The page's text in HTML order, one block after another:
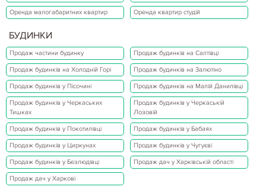
Оренда малогабаритних квартир Оренда квартир студій
БУДИНКИ
Продаж частини будинку Продаж будинків на Салтівці
Продаж будинків на Холодній Горі Продаж будинків на Залютіно
Продаж будинків у Пісочині Продаж будинків на Малій Данилівці
Продаж будинків у Черкаських
Тишках
Продаж будинків у Черкаській
Лозовій
Продаж будинків у Покотилівці Продаж будинків у Бабаях
Продаж будинків у Циркунах Продаж будинків у Чугуєві
Продаж будинків у Безлюдівці Продаж дач у Харківській області
Продаж дач у Харкові